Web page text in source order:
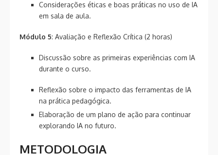
Considerações éticas e boas práticas no uso de IA
em sala de aula.
Módulo 5: Avaliação e Reflexão Crítica (2 horas)
Discussão sobre as primeiras experiências com IA
durante o curso.
Reflexão sobre o impacto das ferramentas de IA
na prática pedagógica.
Elaboração de um plano de ação para continuar
explorando IA no futuro.
METODOLOGIA